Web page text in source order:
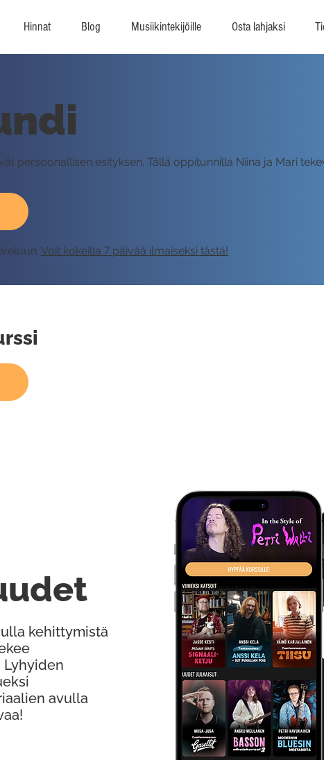
Hinnat Blog Musiikintekijöille Osta lahjaksi
persoonallisen esityksen. Tällä oppitunnilla Niina ja Mari
Voit kokeilla 7 päivää ilmaiseksi tästä!
kehittymistä
Lyhyiden
avulla